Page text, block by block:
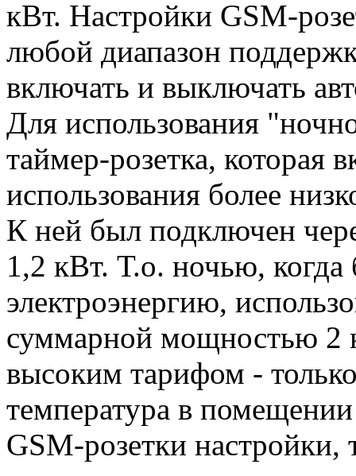
кВт. Настройки GSM-
любой диапазон
включать и выключать
Для использования
таймер-розетка, которая
использования более
К ней был подключен
1,2 кВт. Т.о. ночью, когда
электроэнергию,
суммарной мощностью 2
высоким тарифом -
температура в
GSM-розетки настройки,